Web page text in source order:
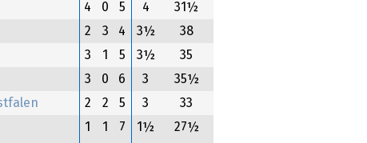
4 0 5 4
31½
2 3 4 3½
38
3 1 5 3½
35
3 0 6 3
35½
2 2 5 3
33
1 1 7 1½ 27½